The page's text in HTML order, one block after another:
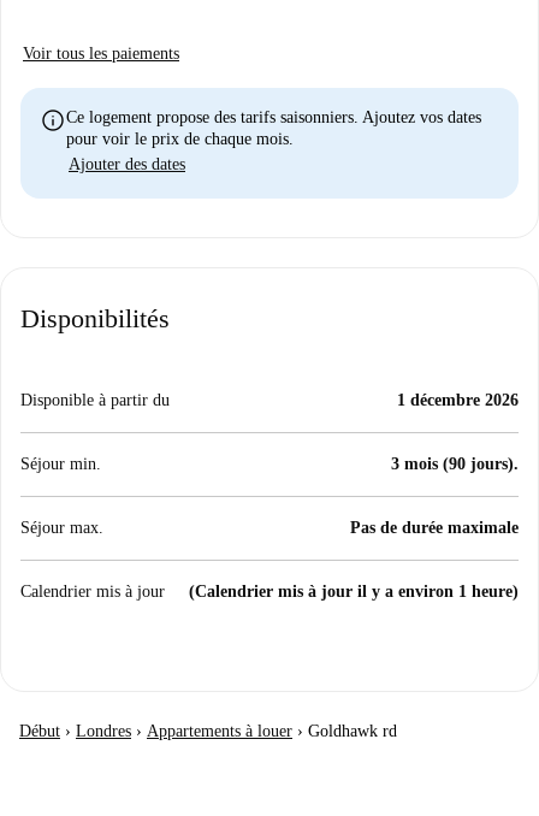
Voir tous les paiements
infoCe logement propose des tarifs saisonniers. Ajoutez vos dates
pour voir le prix de chaque mois.
Ajouter des dates
Disponibilités
Disponible à partir du 1 décembre 2026
Séjour min. 3 mois (90 jours).
Séjour max. Pas de durée maximale
Calendrier mis à jour (Calendrier mis à jour il y a environ 1 heure)
Début › Londres › Appartements à louer › Goldhawk rd